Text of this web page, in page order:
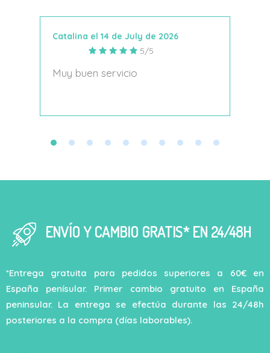
Catalina el 14 de July de 2026
5/5
Muy buen servicio
ENVÍO Y CAMBIO GRATIS* EN 24/48H
*Entrega gratuita para pedidos superiores a 60€ en
España penísular. Primer cambio gratuito en España
peninsular. La entrega se efectúa durante las 24/48h
posteriores a la compra (días laborables).